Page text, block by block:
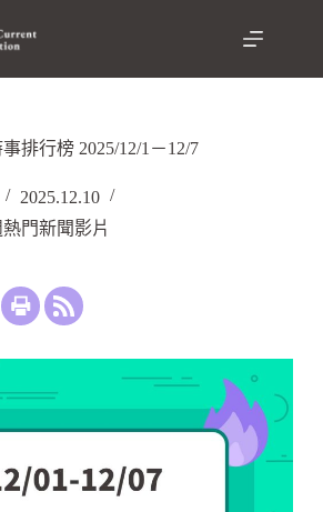
排行榜 2025/12/1－12/7
2025.12.10
門新聞影片